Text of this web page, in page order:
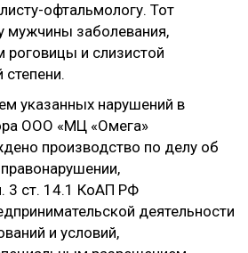
офтальмологу. Тот
мужчины заболевания,
и слизистой
указанных нарушений в
ООО «МЦ «Омега»
производство по делу об
3 ст. 14.1 КоАП РФ
деятельности
и условий,